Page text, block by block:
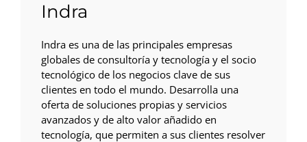
Indra
Indra es una de las principales empresas
globales de consultoría y tecnología y el socio
tecnológico de los negocios clave de sus
clientes en todo el mundo. Desarrolla una
oferta de soluciones propias y servicios
avanzados y de alto valor añadido en
tecnología, que permiten a sus clientes resolver